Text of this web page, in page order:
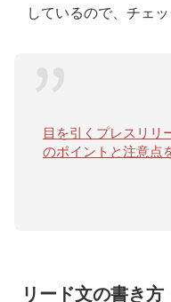
しているので、チェ
目を引くプレスリリ
のポイントと注意点
リード文の書き方